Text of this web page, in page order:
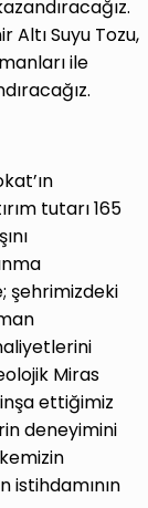
Altı Suyu Tozu,
ile
tutarı 165
şehrimizdeki
Miras
ettiğimiz
deneyimini
istihdamının